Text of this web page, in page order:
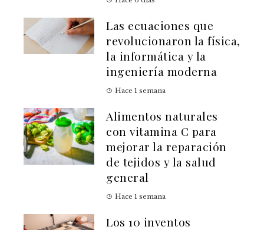
Las ecuaciones que
revolucionaron la física,
la informática y la
ingeniería moderna
Hace 1 semana
Alimentos naturales
con vitamina C para
mejorar la reparación
de tejidos y la salud
general
Hace 1 semana
Los 10 inventos